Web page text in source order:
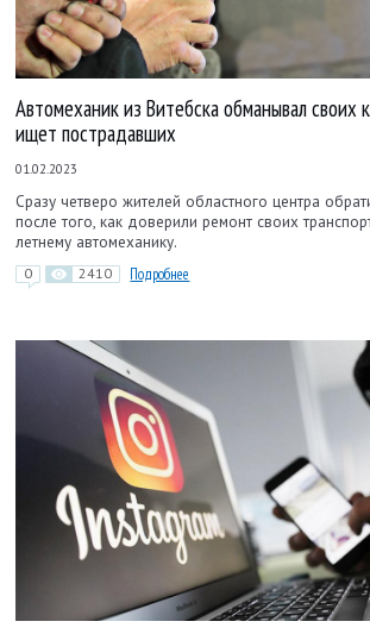
Автомеханик из Витебска обманывал своих
ищет пострадавших
01.02.2023
Сразу четверо жителей областного центра
после того, как доверили ремонт своих
летнему автомеханику.
0 2410 Подробнее